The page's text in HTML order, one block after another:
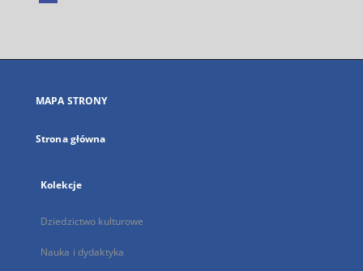
się
karcie
MAPA STRONY
Strona główna
Kolekcje
Dziedzictwo kulturowe
Nauka i dydaktyka